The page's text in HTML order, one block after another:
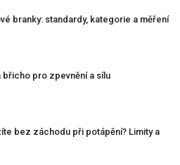
branky: standardy, kategorie a měření
břicho pro zpevnění a sílu
bez záchodu při potápění? Limity a